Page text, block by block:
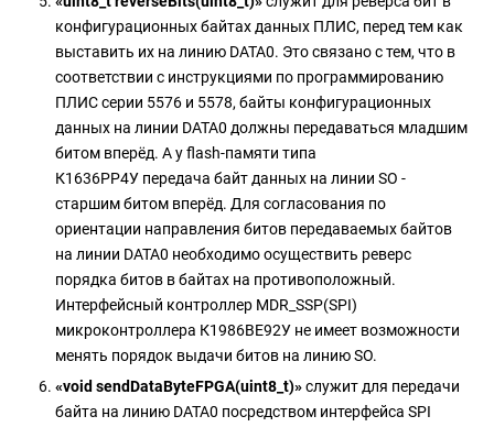
конфигурационных байтах данных ПЛИС, перед тем как
выставить их на линию DATA0. Это связано с тем, что в
соответствии с инструкциями по программированию
ПЛИС серии 5576 и 5578, байты конфигурационных
данных на линии DATA0 должны передаваться младшим
битом вперёд. А у flash-памяти типа
К1636РР4У передача байт данных на линии SO -
старшим битом вперёд. Для согласования по
ориентации направления битов передаваемых байтов
на линии DATA0 необходимо осуществить реверс
порядка битов в байтах на противоположный.
Интерфейсный контроллер MDR_SSP(SPI)
микроконтроллера К1986ВЕ92У не имеет возможности
менять порядок выдачи битов на линию SO.
«void sendDataByteFPGA(uint8_t)»служит для передачи
байта на линию DATA0 посредством интерфейса SPI